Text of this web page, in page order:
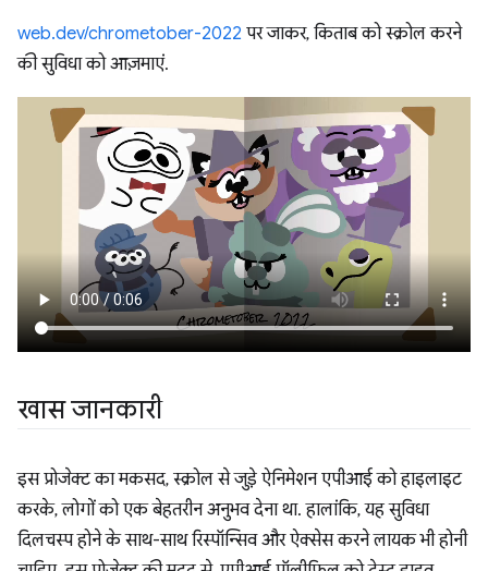
web.dev/chrometober-2022 पर जाकर, किताब को स्क्रोल करने
की सुविधा को आज़माएं.
खास जानकारी
इस प्रोजेक्ट का मकसद, स्क्रोल से जुड़े ऐनिमेशन एपीआई को हाइलाइट
करके, लोगों को एक बेहतरीन अनुभव देना था. हालांकि, यह सुविधा
दिलचस्प होने के साथ-साथ रिस्पॉन्सिव और ऐक्सेस करने लायक भी होनी